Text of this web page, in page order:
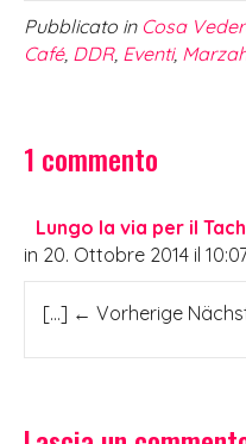
Pubblicato in Cosa
Café, DDR, Eventi,
1 commento
Lungo la via per il
in 20. Ottobre 2014 il
[…] ← Vorherige